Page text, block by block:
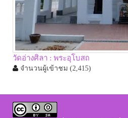
วัดอ่างศิลา : พระอุโบสถ
จำนวนผู้เข้าชม (2,415)